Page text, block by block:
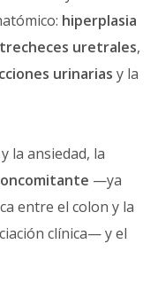
hiperplasia
uretrales,
urinarias y la
la ansiedad, la
—ya
entre el colon y la
clínica— y el